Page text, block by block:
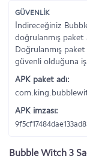
GÜVENLİK
İndireceğiniz
doğrulanmış paket
Doğrulanmış
güvenli olduğuna
APK paket adı:
APK imzası:
Bubble Witch 3